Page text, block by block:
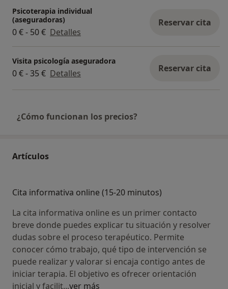
Psicoterapia individual
(aseguradoras)
0 € - 50 € Detalles
Reservar cita
Visita psicología aseguradora
0 € - 35 € Detalles Reservar cita
¿Cómo funcionan los precios?
Artículos
Cita informativa online (15-20 minutos)
La cita informativa online es un primer contacto
breve donde puedes explicar tu situación y resolver
dudas sobre el proceso terapéutico. Permite
conocer cómo trabajo, qué tipo de intervención se
puede realizar y valorar si encaja contigo antes de
iniciar terapia. El objetivo es ofrecer orientación
inicial y facilit...ver más